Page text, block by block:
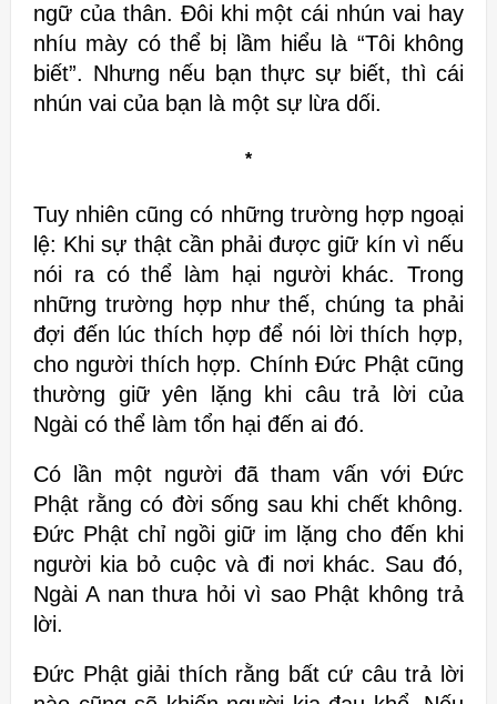
ngữ của thân. Đôi khi một cái nhún vai hay
nhíu mày có thể bị lầm hiểu là “Tôi không
biết”. Nhưng nếu bạn thực sự biết, thì cái
nhún vai của bạn là một sự lừa dối.
*
Tuy nhiên cũng có những trường hợp ngoại
lệ: Khi sự thật cần phải được giữ kín vì nếu
nói ra có thể làm hại người khác. Trong
những trường hợp như thế,chúng ta phải
đợi đến lúc thích hợp để nói lời thích hợp,
cho người thích hợp. Chính Đức Phật cũng
thường giữ yên lặng khi câu trả lời của
Ngài có thể làm tổn hại đến ai đó.
Có lần một người đã tham vấn với Đức
Phật rằng có đời sống sau khi chết không.
Đức Phật chỉ ngồi giữ im lặng cho đến khi
người kia bỏ cuộc và đi nơi khác. Sau đó,
Ngài A nan thưa hỏi vì sao Phật không trả
lời.
Đức Phật giải thích rằng bất cứ câu trả lời